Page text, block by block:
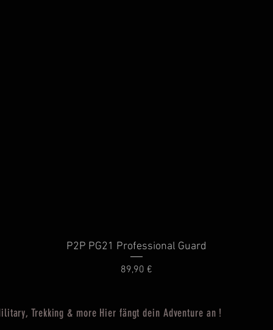
Schnellansicht
P2P PG21 Professional Guard
Preis
89,90 €
Trekking & more Hier fängt dein Adventure an !